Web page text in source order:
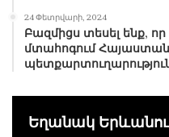
24 Փետրվարի, 2024
Բազմիցս տեսել ենք,
մտահոգում
Եղանակ